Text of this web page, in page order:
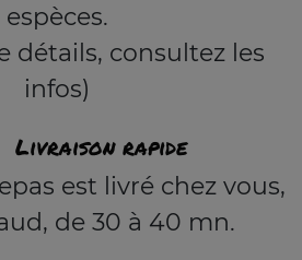
espèces.
détails, consultez les
infos)
Livraison rapide
est livré chez vous,
de 30 à 40 mn.